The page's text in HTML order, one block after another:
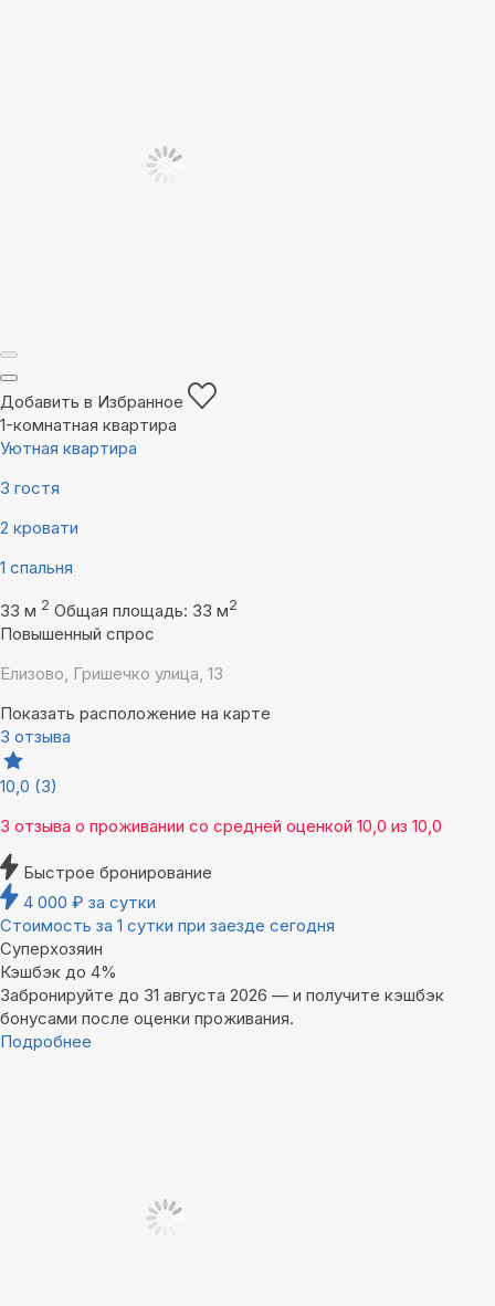
Добавить в Избранное
1-комнатная квартира
Уютная квартира
3 гостя
2 кровати
1 спальня
33 м 2 Общая площадь: 33 м2
Повышенный спрос
Елизово, Гришечко улица, 13
Показать расположение на карте
3 отзыва
10,0 (3)
3 отзыва о проживании со средней оценкой 10,0 из 10,0
Быстрое бронирование
4 000 ₽ за сутки
Стоимость за 1 сутки при заезде сегодня
Суперхозяин
Кэшбэк до 4%
Забронируйте до 31 августа 2026 — и получите кэшбэк
бонусами после оценки проживания.
Подробнее